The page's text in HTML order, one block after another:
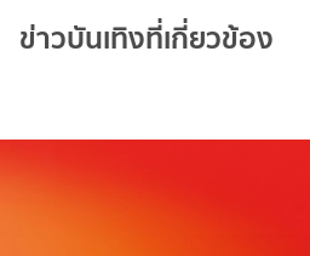
ข่าวบันเทิงที่เกี่ยวข้อง